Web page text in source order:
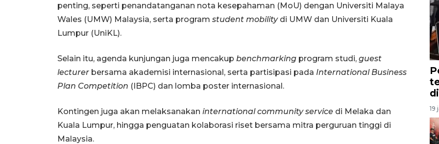
penting, seperti penandatanganan nota kesepahaman (MoU) dengan Universiti Malaya
Wales (UMW) Malaysia, serta program student mobilitydi UMW dan Universiti Kuala
Lumpur (UniKL).
Selain itu, agenda kunjungan juga mencakup benchmarking program studi, guest
lecturer bersama akademisi internasional, serta partisipasi pada International Business
Plan Competition (IBPC) dan lomba poster internasional.
Kontingen juga akan melaksanakan international community service di Melaka dan
Kuala Lumpur, hingga penguatan kolaborasi riset bersama mitra perguruan tinggi di
Malaysia.
19